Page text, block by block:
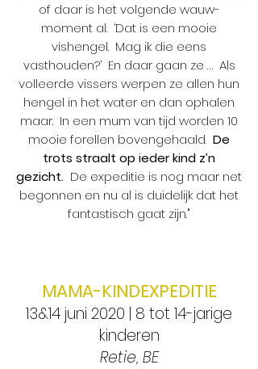
of daar is het volgende wauw-
moment al. ‘Dat is een mooie
vishengel. Mag ik die eens
vasthouden?’ En daar gaan ze … Als
volleerde vissers werpen ze allen hun
hengel in het water en dan ophalen
maar. In een mum van tijd worden 10
mooie forellen bovengehaald. De
trots straalt op ieder kind z’n
gezicht. De expeditie is nog maar net
begonnen en nu al is duidelijk dat het
fantastisch gaat zijn."
MAMA-KINDEXPEDITIE
13&14 juni 2020 | 8 tot 14-jarige
kinderen
Retie, BE